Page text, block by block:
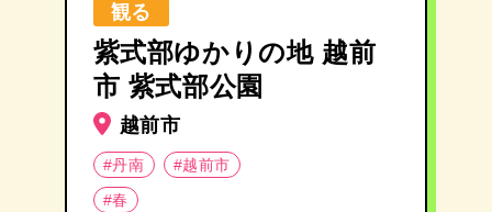
観る
紫式部ゆかりの地 越前
市 紫式部公園
越前市
#丹南
#越前市
#春